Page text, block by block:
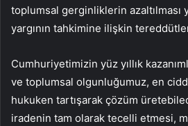
toplumsal gerginliklerin
yargının tahkimine ilişkin
Cumhuriyetimizin yüz yıllık
ve toplumsal olgunluğumuz, en
hukuken tartışarak çözüm
iradenin tam olarak tecelli etmesi,